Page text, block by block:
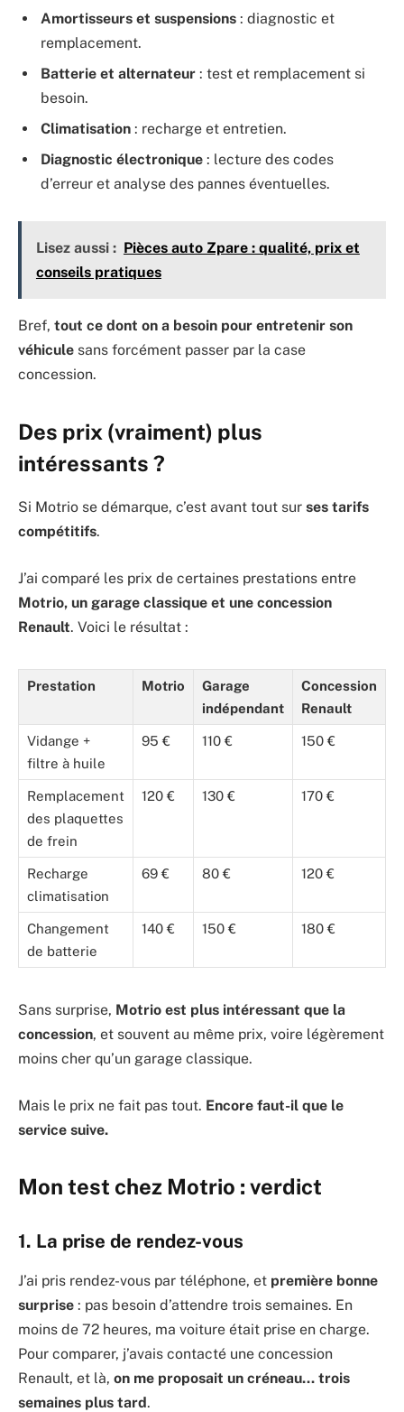
Amortisseurs et suspensions : diagnostic et
remplacement.
Batterie et alternateur : test et remplacement si
besoin.
Climatisation : recharge et entretien.
Diagnostic électronique : lecture des codes
d’erreur et analyse des pannes éventuelles.
Lisez aussi : Pièces auto Zpare : qualité, prix et
conseils pratiques
Bref, tout ce dont on a besoin pour entretenir son
véhicule sans forcément passer par la case
concession.
Des prix (vraiment) plus
intéressants ?
Si Motrio se démarque, c’est avant tout sur ses tarifs
compétitifs.
J’ai comparé les prix de certaines prestations entre
Motrio, un garage classique et une concession
Renault. Voici le résultat :
Prestation Motrio
Garage
indépendant
Concession
Renault
Vidange +
filtre à huile
95 € 110 € 150 €
Remplacement
des plaquettes
de frein
120 € 130 € 170 €
Recharge
climatisation
69 € 80 € 120 €
Changement
de batterie
140 € 150 € 180 €
Sans surprise, Motrio est plus intéressant que la
concession, et souvent au même prix, voire légèrement
moins cher qu’un garage classique.
Mais le prix ne fait pas tout. Encore faut-il que le
service suive.
Mon test chez Motrio : verdict
1. La prise de rendez-vous
J’ai pris rendez-vous par téléphone, et première bonne
surprise : pas besoin d’attendre trois semaines. En
moins de 72 heures, ma voiture était prise en charge.
Pour comparer, j’avais contacté une concession
Renault, et là, on me proposait un créneau… trois
semaines plus tard.